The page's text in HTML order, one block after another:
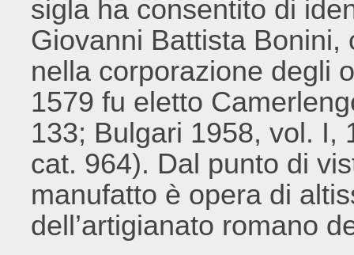
sigla ha consentito di
Giovanni Battista
nella corporazione degli
1579 fu eletto
133; Bulgari 1958, vol. I,
cat. 964). Dal punto di
manufatto è opera di
dell’artigianato romano